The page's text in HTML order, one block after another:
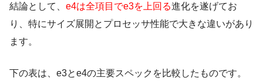
結論として、 e4は全項目でe3を上回る進化を遂げてお
り、特にサイズ展開とプロセッサ性能で大きな違いがあり
ます。
下の表は、e3とe4の主要スペックを比較したものです。